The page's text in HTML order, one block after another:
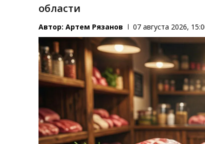
области
Автор:Артем Рязанов 07 августа 2026,